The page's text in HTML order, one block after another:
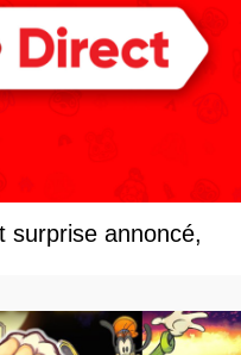
surprise annoncé,